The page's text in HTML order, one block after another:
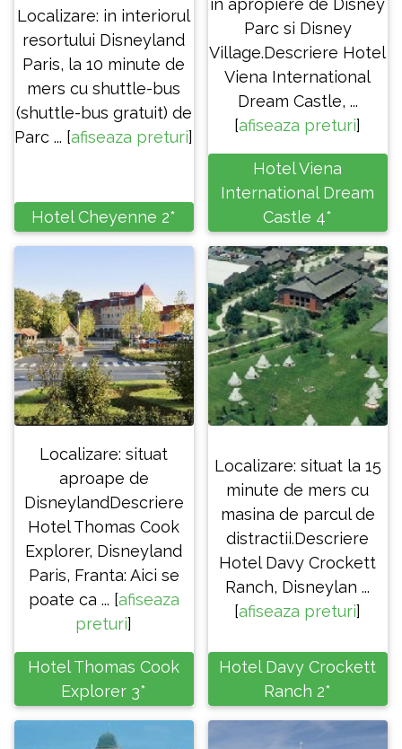
Localizare: in interiorul
resortului Disneyland
Paris, la 10 minute de
mers cu shuttle-bus
(shuttle-bus gratuit) de
Parc ... [afiseaza preturi]
Hotel Cheyenne 2*
Parc si Disney
Village.Descriere Hotel
Viena International
Dream Castle, ...
[afiseaza preturi]
Hotel Viena
International Dream
Castle 4*
Localizare: situat
aproape de
DisneylandDescriere
Hotel Thomas Cook
Explorer, Disneyland
Paris, Franta: Aici se
poate ca ... [afiseaza
preturi]
Hotel Thomas Cook
Explorer 3*
Localizare: situat la 15
minute de mers cu
masina de parcul de
distractii.Descriere
Hotel Davy Crockett
Ranch, Disneylan ...
[afiseaza preturi]
Hotel Davy Crockett
Ranch 2*